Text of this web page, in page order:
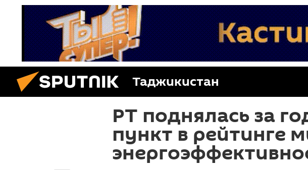
Таджикистан
РТ поднялась за
пункт в рейтинге